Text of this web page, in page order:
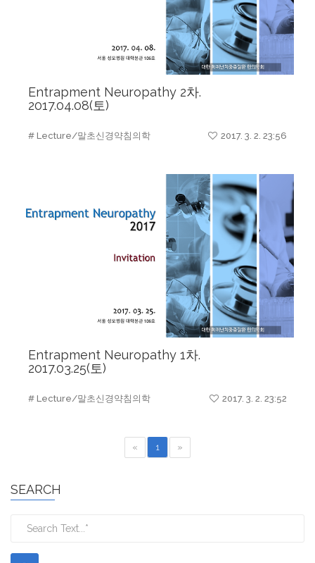
Entrapment Neuropathy 2차.
2017.04.08(토)
# Lecture/말초신경약침의학 2017. 3. 2. 23:56
Entrapment Neuropathy 1차.
2017.03.25(토)
# Lecture/말초신경약침의학 2017. 3. 2. 23:52
« 1 »
SEARCH